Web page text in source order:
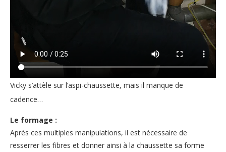
Vicky s’attèle sur l’aspi-chaussette, mais il manque de
cadence…
Le formage :
Après ces multiples manipulations, il est nécessaire de
resserrer les fibres et donner ainsi à la chaussette sa forme